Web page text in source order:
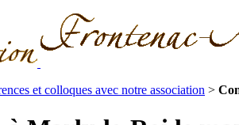
et colloques avec notre association >